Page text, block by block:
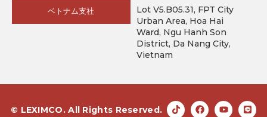
ベトナム支社
Lot V5.B05.31, FPT City
Urban Area, Hoa Hai
Ward, Ngu Hanh Son
District, Da Nang City,
Vietnam
© LEXIMCO. All Rights Reserved.